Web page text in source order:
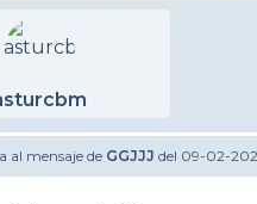
al mensaje de GGJJJ del 09-02-